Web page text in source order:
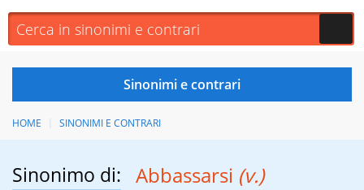
HOME SINONIMI E CONTRARI
Sinonimo di: Abbassarsi (v.)